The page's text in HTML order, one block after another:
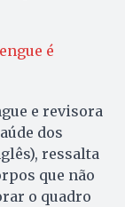
é
e revisora
dos
ressalta
que não
o quadro